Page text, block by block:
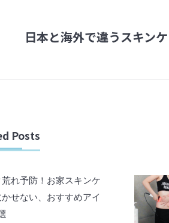
Next
日本と海外で違うスキン
Posts
荒れ予防！お家スキンケ
せない、おすすめアイ